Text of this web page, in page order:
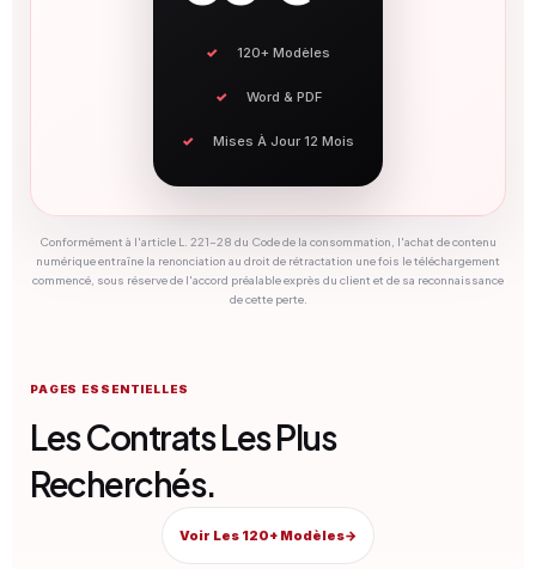
120+ Modèles
Word & PDF
Mises À Jour 12 Mois
Conformément à l'article L. 221-28 du Code de la consommation, l'achat de contenu
numérique entraîne la renonciation au droit de rétractation une fois le téléchargement
commencé, sous réserve de l'accord préalable exprès du client et de sa reconnaissance
de cette perte.
PAGES ESSENTIELLES
Les Contrats Les Plus
Recherchés.
Voir Les 120+ Modèles→